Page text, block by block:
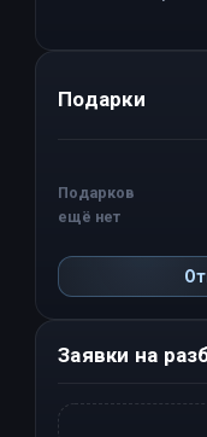
Подарки
Подарков
ещё нет
Заявки на